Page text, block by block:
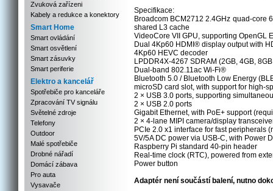
Zvuková zařízeni
Kabely a redukce a konektory
Smart Home
Smart ovládání
Smart osvětlení
Smart zásuvky
Smart periferie
Elektro a kancelář
Spotřebiče pro kanceláře
Zpracování TV signálu
Světelné zdroje
Telefony
Outdoor
Malé spotřebiče
Drobné nářadí
Domácí zábava
Pro auta
Vysavače
Specifikace:
Broadcom BCM2712 2.4GHz quad-core
shared L3 cache
VideoCore VII GPU, supporting OpenGL
Dual 4Kp60 HDMI® display output with
4Kp60 HEVC decoder
LPDDR4X-4267 SDRAM (2GB, 4GB,
Dual-band 802.11ac Wi-Fi®
Bluetooth 5.0 / Bluetooth Low Energy
microSD card slot, with support for high-
2 × USB 3.0 ports, supporting
2 × USB 2.0 ports
Gigabit Ethernet, with PoE+ support
2 × 4-lane MIPI camera/display
PCIe 2.0 x1 interface for fast peripherals
5V/5A DC power via USB-C, with Power
Raspberry Pi standard 40-pin header
Real-time clock (RTC), powered from
Power button
Adaptér není součástí balení, nutno